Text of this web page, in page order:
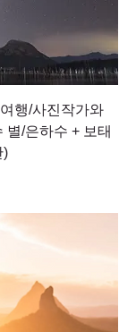
행/사진작가와
별/은하수 + 보태
)